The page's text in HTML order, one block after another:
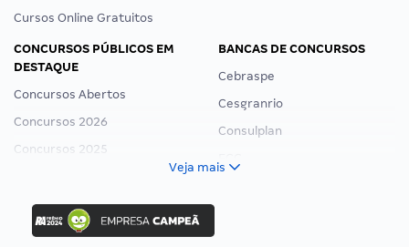
Cursos Online Gratuitos
CONCURSOS PÚBLICOS EM
DESTAQUE
Concursos Abertos
Concursos 2026
Concursos 2025
Concurso Ibama
Concurso MPU
BANCAS DE CONCURSOS
Cebraspe
Cesgranrio
Consulplan
Veja mais